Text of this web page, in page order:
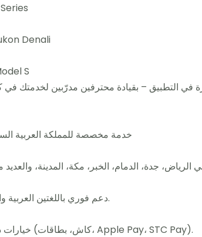
Denali
S
🌍 خدمة مخصصة للمملكة العربية
دعم فوري باللغتين العربية والإنجليزية.
خيارات دفع مرنة (كاش، بطاقات، Apple Pay، STC Pay).